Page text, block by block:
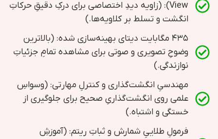
View): (زاویه دیدِ اختصاصی برای درکِ دقیقِ حرکاتِ
انگشت و تسلط بر کلاویه‌ها.)
۴۳۵ مگابایت دیتای بهینه‌سازی شده: (بالاترین
وضوحِ تصویری و صوتی برای مشاهده تمامِ جزئیاتِ
نوازندگی.)
مهندسیِ انگشت‌گذاری و کنترلِ مهارتی: (وسواسِ
علمی روی انگشت‌گذاریِ صحیح برای جلوگیری از
خستگی و اشتباه.)
فرمولِ طلاییِ شمارش و ثباتِ ریتم: (آموزشِ